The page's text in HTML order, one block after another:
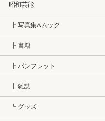
昭和芸能
┣ 写真集&ムック
┣ 書籍
┣ パンフレット
┣ 雑誌
┗ グッズ